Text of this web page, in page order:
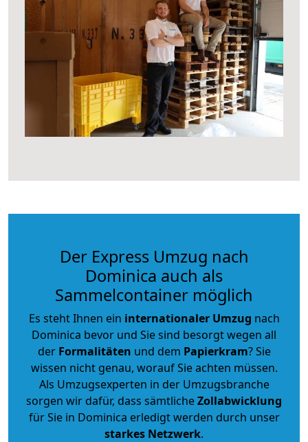
Der Express Umzug nach
Dominica auch als
Sammelcontainer möglich
Es steht Ihnen ein internationaler Umzug nach
Dominica bevor und Sie sind besorgt wegen all
der Formalitäten und dem Papierkram? Sie
wissen nicht genau, worauf Sie achten müssen.
Als Umzugsexperten in der Umzugsbranche
sorgen wir dafür, dass sämtlicheZollabwicklung
für Sie in Dominica erledigt werden durch unser
starkes Netzwerk.